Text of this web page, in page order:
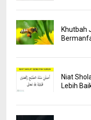
Khutbah
Niat
Lebih